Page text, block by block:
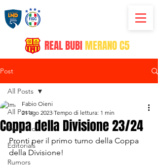
REALBUBIMERANO C5
Post
All Posts
Featured
Editorials
Rumors
All Posts
Coppa della Divisione 23/24
Fabio Oieni
21 ago 2023 Tempo di lettura: 1 min
Pronti per il primo turno della Coppa
della Divisione!